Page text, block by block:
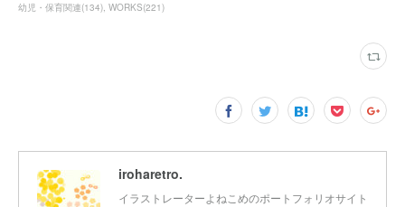
幼児・保育関連(134) WORKS(221)
iroharetro.
イラストレーターよねこめのポートフォリオサイト